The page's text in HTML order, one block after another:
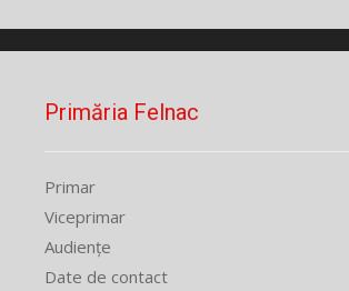
Primăria Felnac
Primar
Viceprimar
Audiențe
Date de contact